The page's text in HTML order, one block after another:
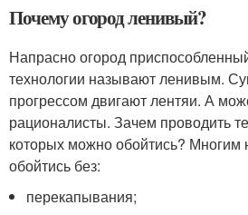
Почему огород ленивый?
Напрасно огород
технологии называют ленивым.
прогрессом двигают лентяи. А
рационалисты. Зачем проводить
которых можно обойтись? Многим
обойтись без:
перекапывания;